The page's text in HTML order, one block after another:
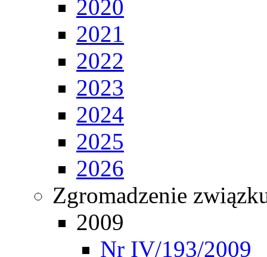
2020
2021
2022
2023
2024
2025
2026
Zgromadzenie
2009
Nr IV/193/2009